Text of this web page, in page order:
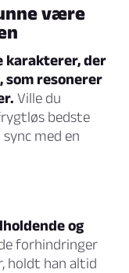
være
karakterer, der
resonerer
Ville du
bedste
med en
og
forhindringer
holdt han altid